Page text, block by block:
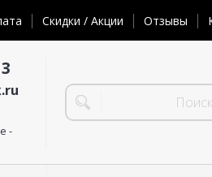
Скидки / Акции Отзывы
-